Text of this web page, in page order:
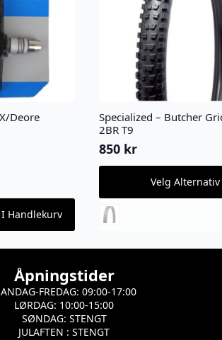
Deore
Handlekurv
Specialized – Butcher
2BR T9
850 kr
Velg Alternativ
har
flere
varianter.
kan
på
produktsiden
Åpningstider
FREDAG: 09:00-17:00
LØRDAG: 10:00-15:00
SØNDAG: STENGT
JULAFTEN : STENGT